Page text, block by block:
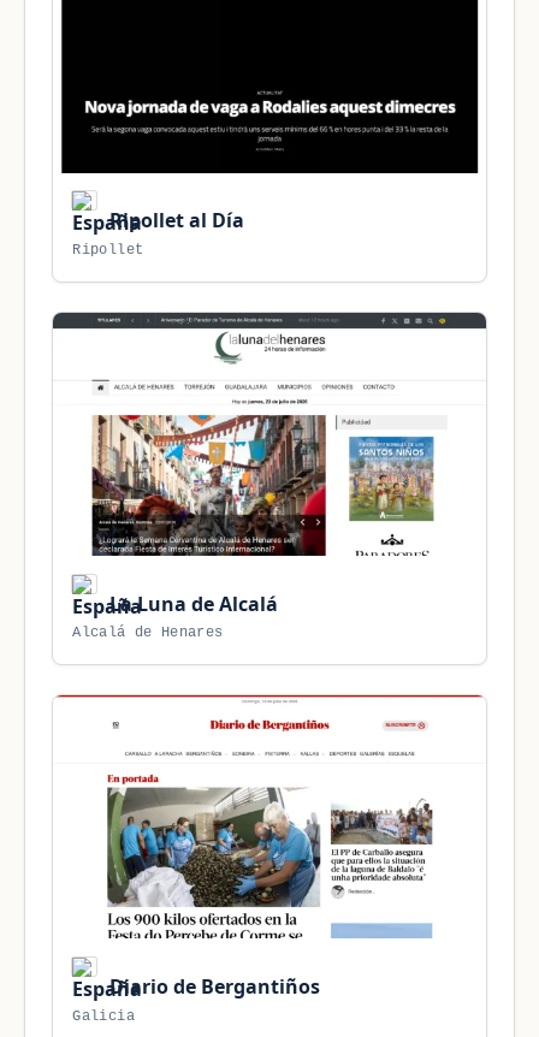
Ripollet al Día
Ripollet
La Luna de Alcalá
Alcalá de Henares
Diario de Bergantiños
Galicia